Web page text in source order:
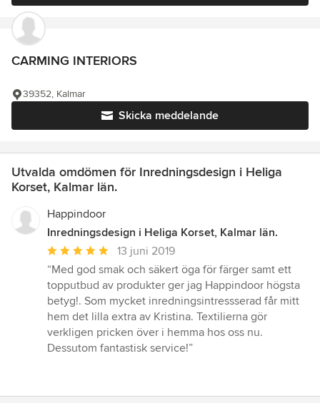
CARMING INTERIORS
Skicka meddelande
39352, Kalmar
Utvalda omdömen för Inredningsdesign i Heliga
Korset, Kalmar län.
Happindoor
Inredningsdesign i Heliga Korset, Kalmar län.
Genomsnittligt
omdöme:
5
av
5
stjärnor
13 juni 2019
“Med god smak och säkert öga för färger samt ett
topputbud av produkter ger jag Happindoor högsta
betyg!. Som mycket inredningsintressserad får mitt
hem det lilla extra av Kristina. Textilierna gör
verkligen pricken över i hemma hos oss nu.
Dessutom fantastisk service!”